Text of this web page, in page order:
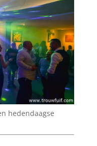
hedendaagse